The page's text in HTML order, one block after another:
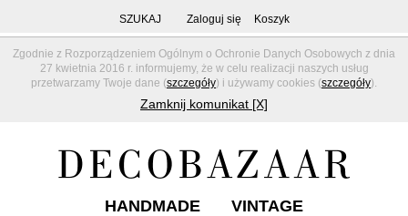
Zgodnie z Rozporządzeniem Ogólnym o Ochronie Danych Osobowych z dnia
27 kwietnia 2016 r. informujemy, że w celu realizacji naszych usług
przetwarzamy Twoje dane (szczegóły) i używamy cookies (szczegóły).
Zamknij komunikat [X]
SZUKAJ Zaloguj się Koszyk
HANDMADE VINTAGE